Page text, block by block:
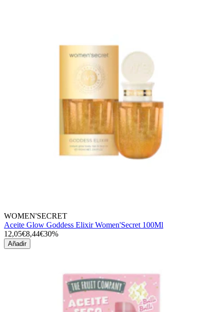
WOMEN'SECRET
Aceite Glow Goddess Elixir Women'Secret 100Ml
12,05€8,44€30%
Añadir